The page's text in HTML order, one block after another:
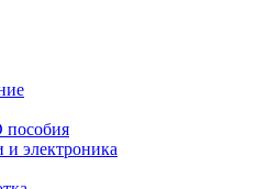
пособия
электроника